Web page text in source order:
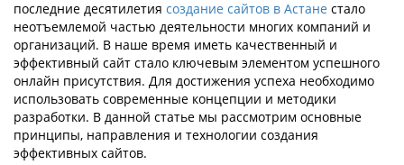
последние десятилетия создание сайтов в Астане стало
неотъемлемой частью деятельности многих компаний и
организаций. В наше время иметь качественный и
эффективный сайт стало ключевым элементом успешного
онлайн присутствия. Для достижения успеха необходимо
использовать современные концепции и методики
разработки. В данной статье мы рассмотрим основные
принципы, направления и технологии создания
эффективных сайтов.